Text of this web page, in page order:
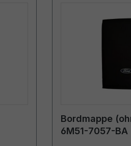
Bordmappe
6M51-7057-BA